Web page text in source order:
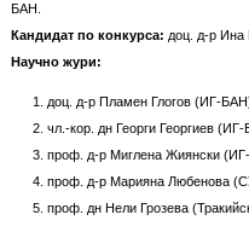
БАН.
Кандидат по конкурса: доц. д-р
Научно жури:
доц. д-р Пламен Глогов (ИГ-
чл.-кор. дн Георги Георгиев
проф. д-р Миглена Жиянски
проф. д-р Марияна Любенова
проф. дн Нели Грозева